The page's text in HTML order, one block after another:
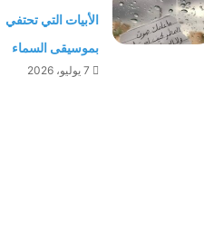
الأبيات التي تحتفي
بموسيقى السماء
7 يوليو، 2026